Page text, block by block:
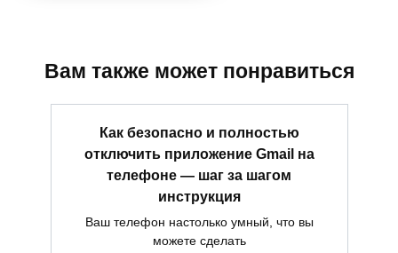
Вам также может понравиться
Как безопасно и полностью
отключить приложение Gmail на
телефоне — шаг за шагом
инструкция
Ваш телефон настолько умный, что вы
можете сделать